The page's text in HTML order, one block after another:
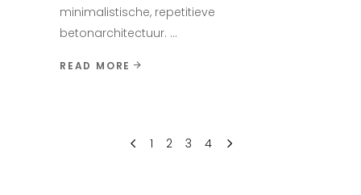
minimalistische, repetitieve
betonarchitectuur.
READ MORE
1 2 3 4